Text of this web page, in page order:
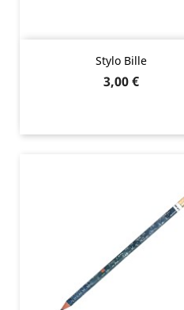
Stylo Bille
Prix
3,00 €